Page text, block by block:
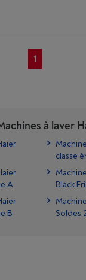
1
à laver
A
B
classe
Black
Soldes